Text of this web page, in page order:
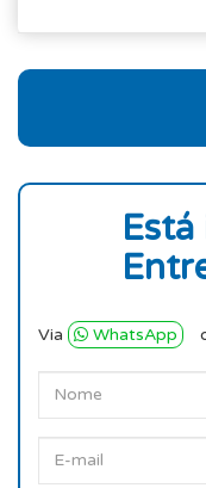
Via WhatsApp